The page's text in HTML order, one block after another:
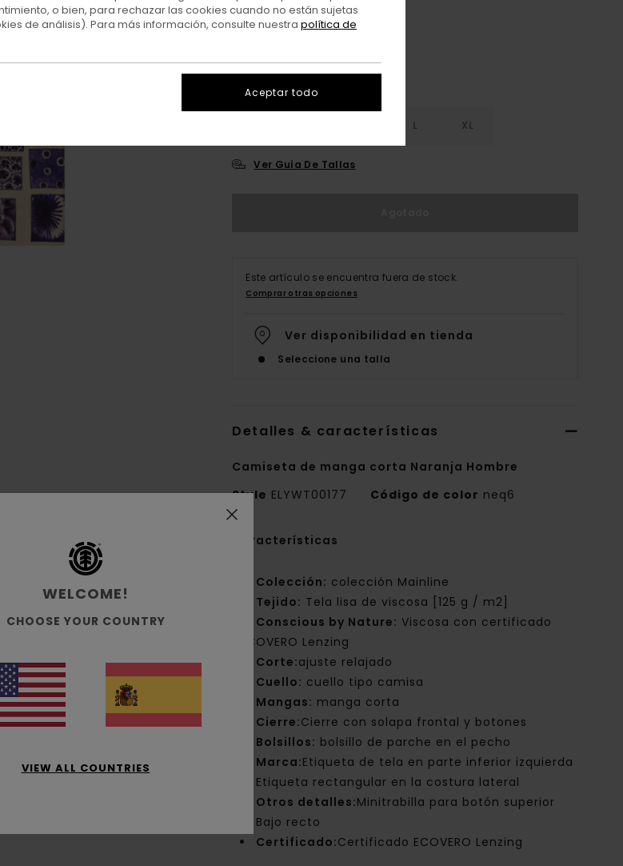
L XL
Ver Guía De Tallas
Este artículo se encuentra fuera de stock.
Comprar otras opciones
Ver disponibilidad en tienda
Seleccione una talla
Detalles & características
Camiseta de manga corta Naranja Hombre
Style ELYWT00177 Código de color neq6
Características
Colección: colección Mainline
Tejido: Tela lisa de viscosa [125 g / m2]
Conscious by Nature: Viscosa con certificado
ECOVERO Lenzing
Corte:ajuste relajado
Cuello: cuello tipo camisa
Mangas: manga corta
Cierre:Cierre con solapa frontal y botones
Bolsillos: bolsillo de parche en el pecho
Marca:Etiqueta de tela en parte inferior izquierda
Etiqueta rectangular en la costura lateral
Otros detalles:Minitrabilla para botón superior
Bajo recto
Certificado:Certificado ECOVERO Lenzing
WELCOME!
CHOOSE YOUR COUNTRY
VIEW ALL COUNTRIES
o bien, para rechazar las cookies cuando no están sujetas
de análisis). Para más información, consulte nuestra política de
Aceptar todo